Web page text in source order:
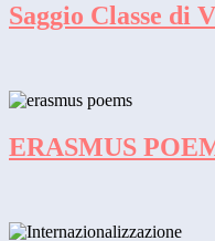
Saggio Classe di
ERASMUS